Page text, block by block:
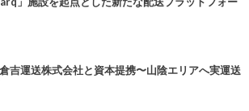
吉運送株式会社と資本提携〜山陰エリアへ実運送